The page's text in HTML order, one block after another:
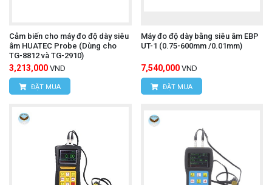
Lợi ích khi sử dụng
Độ chính xác vượt trội: Với độ chia 0.001mm và
độ chính xác ± 0.005mm, đây là một trong những
liệu mỏng.
Bảo vệ vật liệu: Lực đo thấp giúp tránh làm hỏng
các vật liệu mềm và mỏng manh.
Cảm biến cho máy đo độ dày siêu
âm HUATEC Probe (Dùng cho
TG-8812 và TG-2910)
3,213,000 VND
ĐẶT MUA
Máy đo độ dày bằng siêu âm EBP
UT-1 (0.75-600mm /0.01mm)
7,540,000 VND
ĐẶT MUA